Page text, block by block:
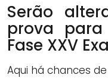
Serão
prova
Fase XXV
Aqui há chances